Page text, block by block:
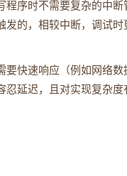
程序时不需要复杂的中断
发的，相较中断，调试时
要快速响应（例如网络
忍延迟，且对实现复杂